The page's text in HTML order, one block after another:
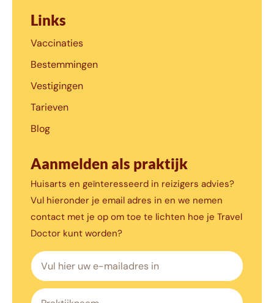
Links
Vaccinaties
Bestemmingen
Vestigingen
Tarieven
Blog
Aanmelden als praktijk
Huisarts en geïnteresseerd in reizigers advies?
Vul hieronder je email adres in en we nemen
contact met je op om toe te lichten hoe je Travel
Doctor kunt worden?